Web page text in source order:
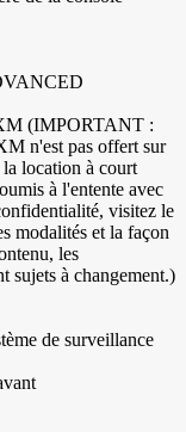
(IMPORTANT :
n'est pas offert sur
la location à court
à l'entente avec
visitez le
modalités et la façon
les
sujets à changement.)
de surveillance